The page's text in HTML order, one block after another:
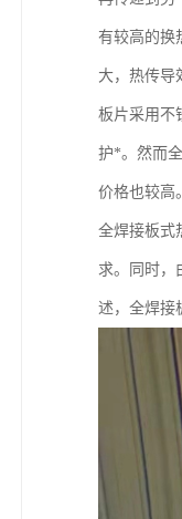
有较高的换
大，热传导
板片采用不
护*。然而
价格也较高
全焊接板式
求。同时，
述，全焊接